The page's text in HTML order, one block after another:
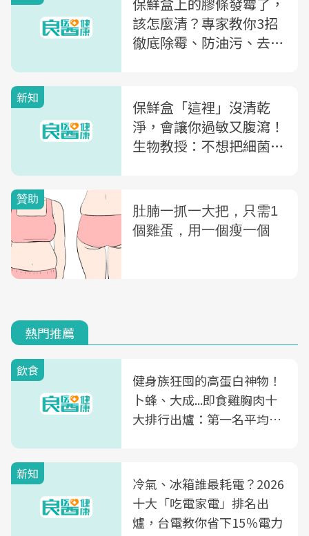
該怎麼清？專家教你3招
徹底除霉、防油污、去異
新知
保鮮盒「這裡」沒清乾
淨，會讓你過敏又腹瀉！
生物教授：不想把細菌吃
熱門推薦
飲食
健身族狂囤的高蛋白神物！
卜蜂、大成...即食雞胸肉十
大排行出爐：第一名平均一
新知
冷氣、冰箱誰最耗電？2026
十大「吃電家電」排名出
爐，台電教你省下15％電力